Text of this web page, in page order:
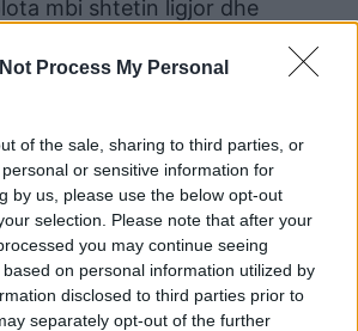
Process My Personal
of the sale, sharing to third parties, or
or sensitive information for
by us, please use the below opt-out
selection. Please note that after your
you may continue seeing
on personal information utilized by
disclosed to third parties prior to
separately opt-out of the further
mbi shtetin ligjor dhe
formon qytetarë që mendojnë
që janë të vetëdijshëm për të
i mbrojnë ato me cdo mjet
padrejtësisë. Vetëm duke
mund të ringremë Shqipërinë!